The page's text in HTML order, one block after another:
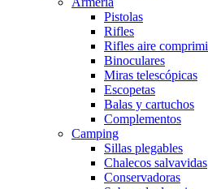
Pistolas
Rifles
Rifles aire
Binoculares
Miras telescópicas
Escopetas
Balas y cartuchos
Complementos
Camping
Sillas plegables
Chalecos salvavidas
Conservadoras